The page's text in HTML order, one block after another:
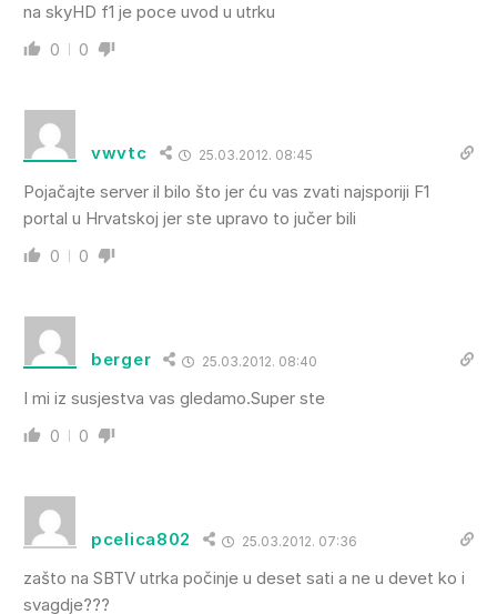
na skyHD f1 je poce uvod u utrku
0 0
vwvtc 25.03.2012. 08:45
Pojačajte server il bilo što jer ću vas zvati najsporiji F1
portal u Hrvatskoj jer ste upravo to jučer bili
0 0
berger 25.03.2012. 08:40
I mi iz susjestva vas gledamo.Super ste
0 0
pcelica802 25.03.2012. 07:36
zašto na SBTV utrka počinje u deset sati a ne u devet ko i
svagdje???